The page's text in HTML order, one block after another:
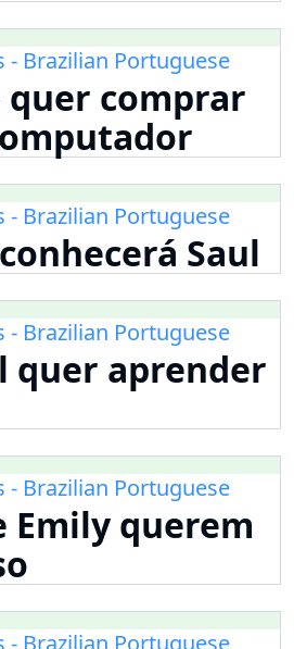
- Brazilian Portuguese
quer comprar
- Brazilian Portuguese
Saul
- Brazilian Portuguese
quer aprender
- Brazilian Portuguese
Emily querem